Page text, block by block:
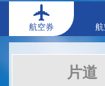
航空券
片道